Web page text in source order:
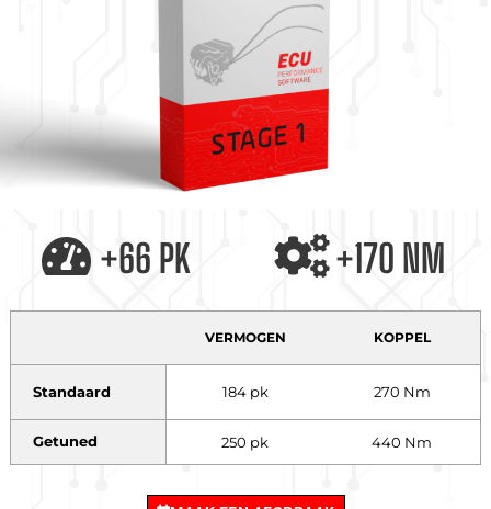
+66 PK +170 NM
VERMOGEN KOPPEL
Standaard 184 pk 270 Nm
Getuned 250 pk 440 Nm